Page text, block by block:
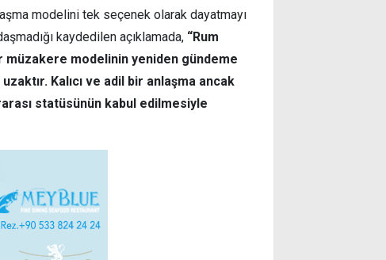
modelini tek seçenek olarak dayatmayı
kaydedilen açıklamada, “Rum
müzakere modelinin yeniden gündeme
Kalıcı ve adil bir anlaşma ancak
statüsünün kabul edilmesiyle